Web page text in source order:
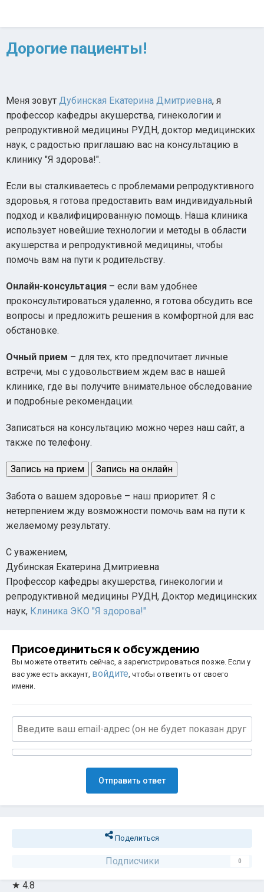
Дорогие пациенты!
Меня зовут Дубинская Екатерина Дмитриевна, я
профессор кафедры акушерства, гинекологии и
репродуктивной медицины РУДН, доктор медицинских
наук, с радостью приглашаю вас на консультацию в
клинику "Я здорова!".
Если вы сталкиваетесь с проблемами репродуктивного
здоровья, я готова предоставить вам индивидуальный
подход и квалифицированную помощь. Наша клиника
использует новейшие технологии и методы в области
акушерства и репродуктивной медицины, чтобы
помочь вам на пути к родительству.
Онлайн-консультация – если вам удобнее
проконсультироваться удаленно, я готова обсудить все
вопросы и предложить решения в комфортной для вас
обстановке.
Очный прием – для тех, кто предпочитает личные
встречи, мы с удовольствием ждем вас в нашей
клинике, где вы получите внимательное обследование
и подробные рекомендации.
Записаться на консультацию можно через наш сайт, а
также по телефону.
Запись на прием Запись на онлайн
Забота о вашем здоровье – наш приоритет. Я с
нетерпением жду возможности помочь вам на пути к
желаемому результату.
С уважением,
Дубинская Екатерина Дмитриевна
Профессор кафедры акушерства, гинекологии и
репродуктивной медицины РУДН, Доктор медицинских
наук, Клиника ЭКО "Я здорова!"
Присоединиться к обсуждению
Вы можете ответить сейчас, а зарегистрироваться позже. Если у
вас уже есть аккаунт, войдите, чтобы ответить от своего
имени.
Отправить ответ
Поделиться
Подписчики 0
★ 4.8